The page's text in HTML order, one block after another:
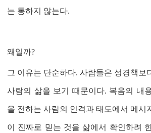
는 통하지 않는다.
왜일까?
그 이유는 단순하다. 사람들은 성경책보
사람의 삶을 보기 때문이다. 복음의 내
을 전하는 사람의 인격과 태도에서 메시
이 진짜로 믿는 것을 삶에서 확인하려